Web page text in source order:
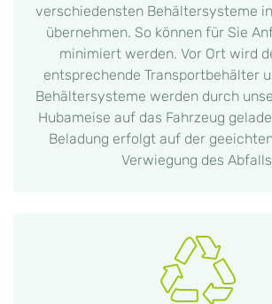
verschiedensten Behältersysteme
übernehmen. So können für Sie
minimiert werden. Vor Ort wird
entsprechende Transportbehälter
Behältersysteme werden durch
Hubameise auf das Fahrzeug
Beladung erfolgt auf der
Verwiegung des